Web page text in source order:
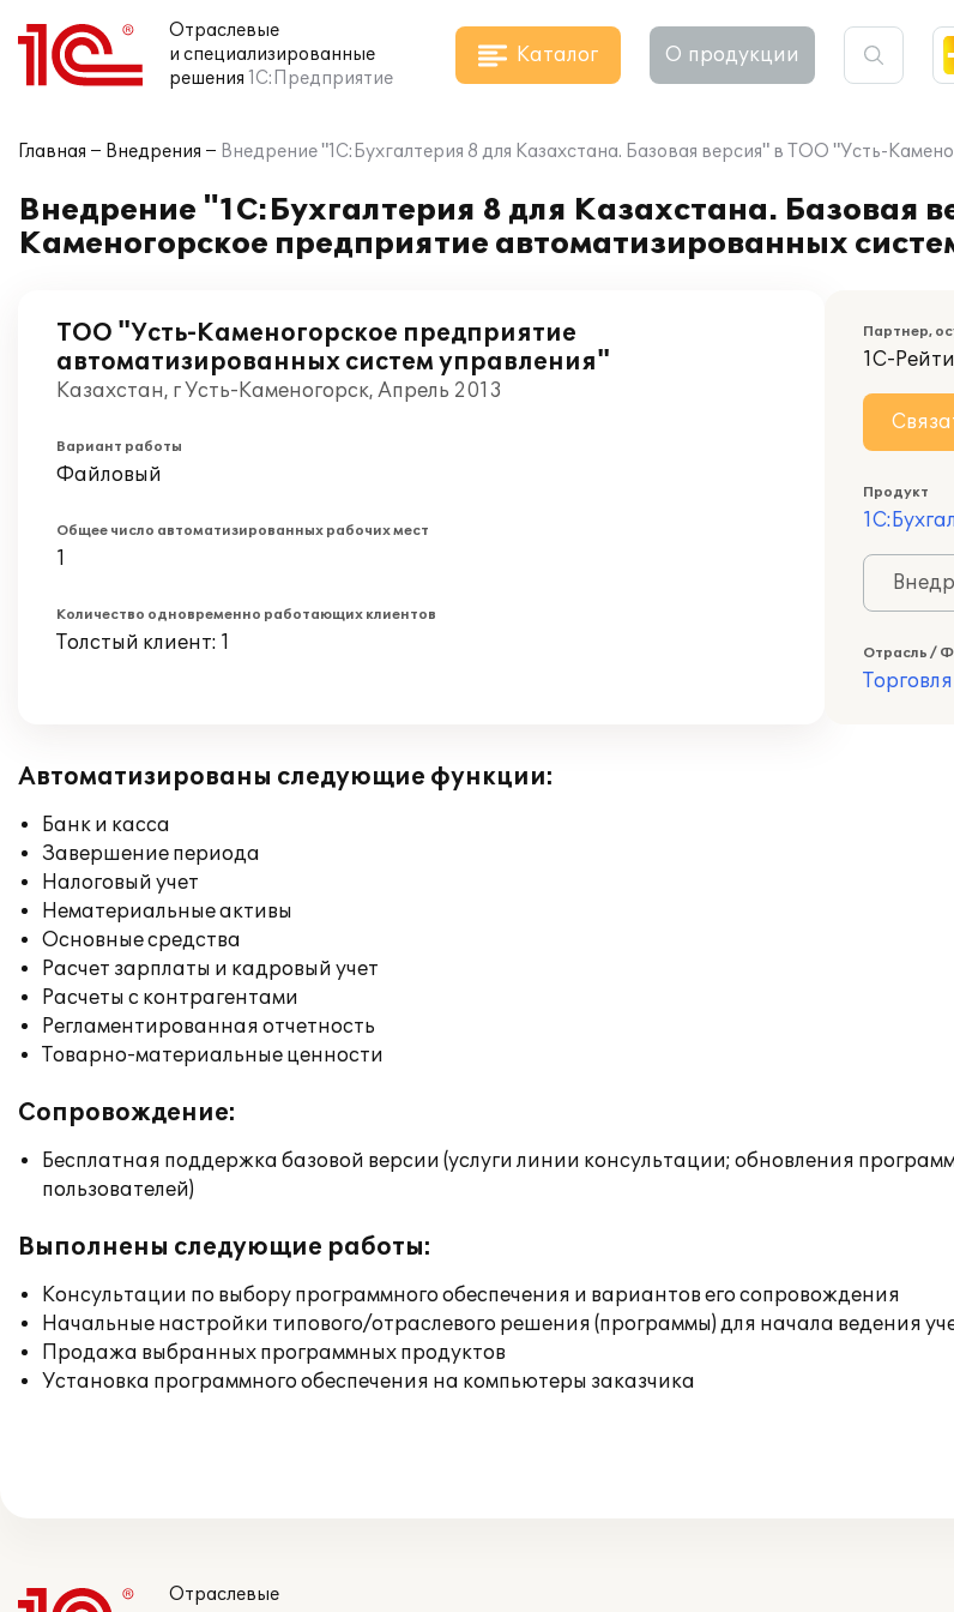
Отраслевые
и специализированные
решения 1С:Предприятие
Каталог О продукции
Главная Внедрения Внедрение "1С:Бухгалтерия 8 для Казахстана. Базовая версия" в ТОО "Усть-
Внедрение "1С:Бухгалтерия 8 для Казахстана. Базовая
Каменогорское предприятие автоматизированных
ТОО "Усть-Каменогорское предприятие
автоматизированных систем управления"
Казахстан, г Усть-Каменогорск, Апрель 2013
Вариант работы
Файловый
Общее число автоматизированных рабочих мест
1
Количество одновременно работающих клиентов
Толстый клиент: 1
Партнер,
1С-
Продукт
Отрасль /
Торговля
Автоматизированы следующие функции:
Банк и касса
Завершение периода
Налоговый учет
Нематериальные активы
Основные средства
Расчет зарплаты и кадровый учет
Расчеты с контрагентами
Регламентированная отчетность
Товарно-материальные ценности
Сопровождение:
Бесплатная поддержка базовой версии (услуги линии консультации; обновления
пользователей)
Выполнены следующие работы:
Консультации по выбору программного обеспечения и вариантов его сопровождения
Начальные настройки типового/отраслевого решения (программы) для начала ведения
Продажа выбранных программных продуктов
Установка программного обеспечения на компьютеры заказчика
Отраслевые